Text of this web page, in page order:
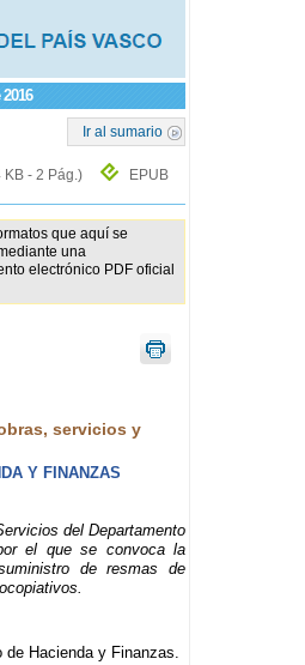
Ir al sumario
KB - 2 Pág.)
EPUB
que aquí se
una
electrónico PDF oficial
servicios y
Y FINANZAS
del Departamento
el que se convoca la
de resmas de
de Hacienda y Finanzas.